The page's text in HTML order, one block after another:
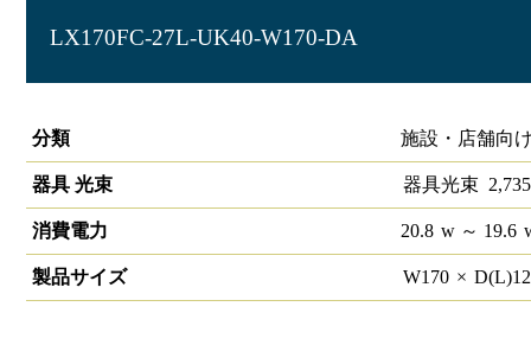
LX170FC-27L-UK40-W170-DA
分類
施設・店舗向
器具 光束 器具光束 2,735
消費電力 20.8 w～ 19.6
製品サイズ W170 × D(L)